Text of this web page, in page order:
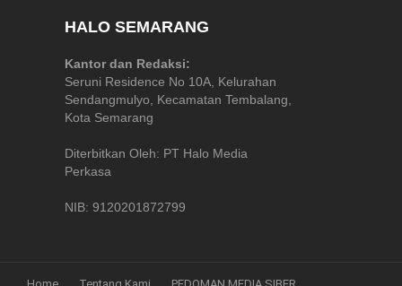
HALO SEMARANG
Kantor dan Redaksi:
Seruni Residence No 10A, Kelurahan
Sendangmulyo, Kecamatan Tembalang,
Kota Semarang
Diterbitkan Oleh: PT Halo Media
Perkasa
NIB: 9120201872799